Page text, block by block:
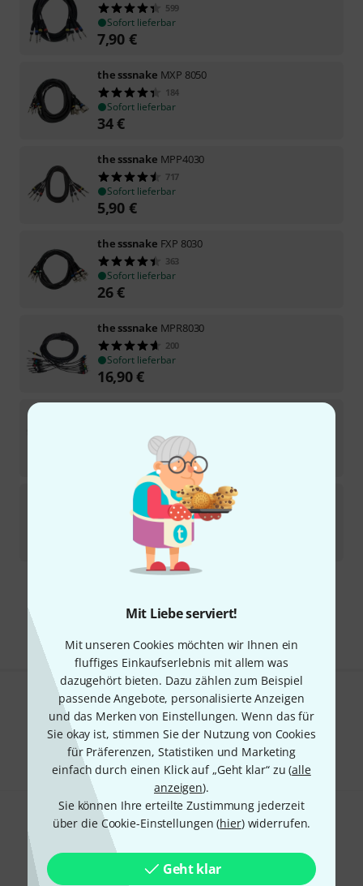
Mit Liebe serviert!
Mit unseren Cookies möchten wir Ihnen ein
fluffiges Einkaufserlebnis mit allem was
dazugehört bieten. Dazu zählen zum Beispiel
passende Angebote, personalisierte Anzeigen
und das Merken von Einstellungen. Wenn das für
Sie okay ist, stimmen Sie der Nutzung von Cookies
für Präferenzen, Statistiken und Marketing
einfach durch einen Klick auf „Geht klar“ zu (alle
anzeigen).
Sie können Ihre erteilte Zustimmung jederzeit
über die Cookie-Einstellungen (hier) widerrufen.
Geht klar
599
Sofort lieferbar
7,90 €
the sssnake MXP 8050
184
Sofort lieferbar
34€
the sssnake MPP4030
717
Sofort lieferbar
5,90 €
the sssnake FXP 8030
363
Sofort lieferbar
26€
the sssnake MPR8030
200
Sofort lieferbar
16,90€
Sofort lieferbar
the sssnake MPR8050
66
Sofort lieferbar
€
Alle Preise inkl. MwSt.
Gefällt Ihnen, was Sie sehen?
Teilen Hilfe & Feedback